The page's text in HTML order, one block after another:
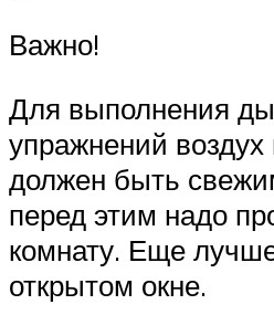
Важно!
Для выполнения
упражнений
должен быть
перед этим надо
комнату. Еще
открытом окне.